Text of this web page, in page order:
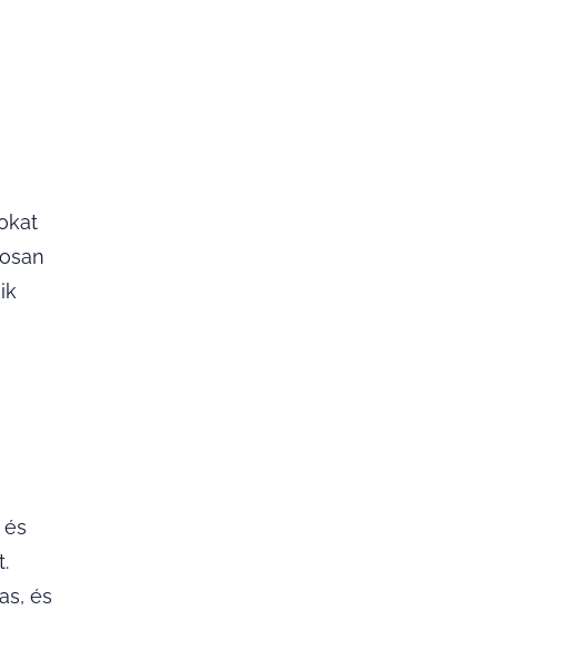
és